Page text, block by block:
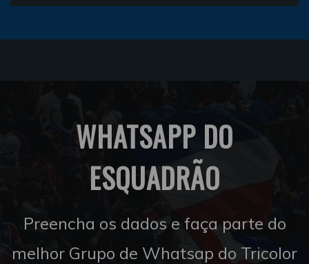
WHATSAPP DO
ESQUADRÃO
Preencha os dados e faça parte do
melhor Grupo de Whatsap do Tricolor